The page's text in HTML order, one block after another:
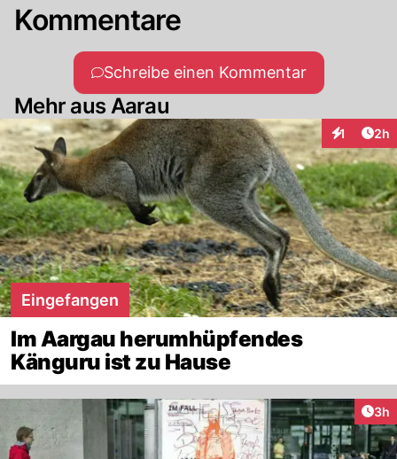
Kommentare
Schreibe einen Kommentar
Mehr aus Aarau
1 2h
Eingefangen
Im Aargau herumhüpfendes
Känguru ist zu Hause
3h